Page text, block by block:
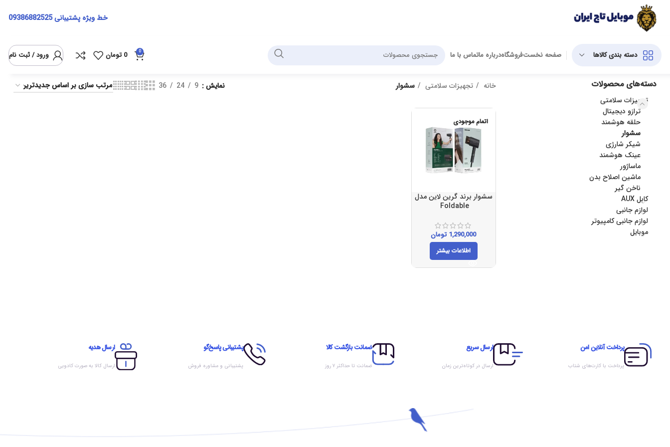
خط ویژه پشتیبانی09386882525
دسته بندی کالاها صفحه نخستفروشگاهدرباره ماتماس با ما 0
0 تومان ورود / ثبت نام
دسته‌های محصولات
تجهیزات سلامتی
ترازو دیجیتال
حلقه هوشمند
سشوار
شیکر شارژی
عینک هوشمند
ماساژور
ماشین اصلاح بدن
ناخن گیر
کابل AUX
لوازم جانبی
لوازم جانبی کامپیوتر
موبایل
خانه تجهیزات سلامتی سشوار نمایش 9
24
36
اتمام موجودی
سشوار برند گرین لاین مدل
Foldable
1,290,000 تومان
اطلاعات بیشتر
پرداخت آنلاین امن
پرداخت با کارت‌های شتاب
ارسال سریع
ارسال در کوتاه‌ترین زمان
ضمانت بازگشت کالا
ضمانت تا حداکثر ۷ روز
پشتیبانی پاسخ‌گو
پشتیبانی و مشاوره فروش
ارسال هدیه
ارسال کالا به صورت کادویی